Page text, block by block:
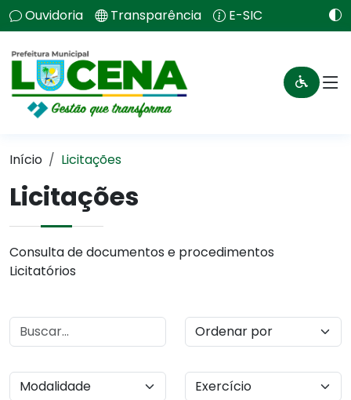
Ouvidoria Transparência E-SIC
Início Licitações
Licitações
Consulta de documentos e procedimentos
Licitatórios